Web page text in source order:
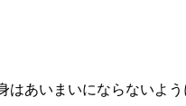
はあいまいにならないよ